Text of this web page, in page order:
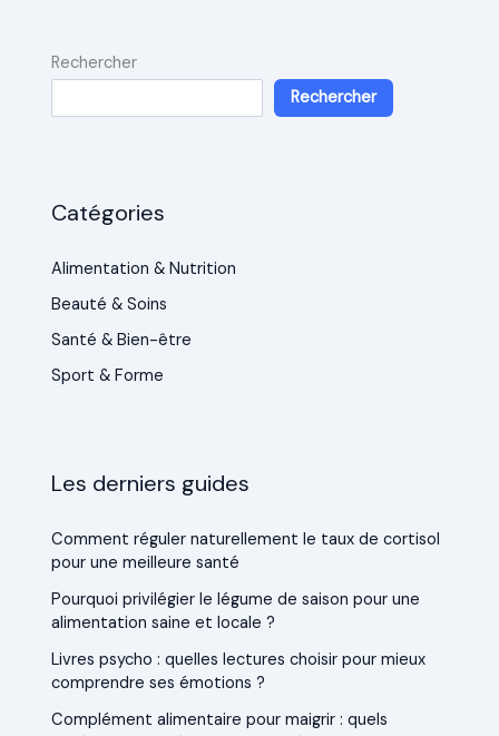
Rechercher
Rechercher
Catégories
Alimentation & Nutrition
Beauté & Soins
Santé & Bien-être
Sport & Forme
Les derniers guides
Comment réguler naturellement le taux de cortisol
pour une meilleure santé
Pourquoi privilégier le légume de saison pour une
alimentation saine et locale ?
Livres psycho : quelles lectures choisir pour mieux
comprendre ses émotions ?
Complément alimentaire pour maigrir : quels